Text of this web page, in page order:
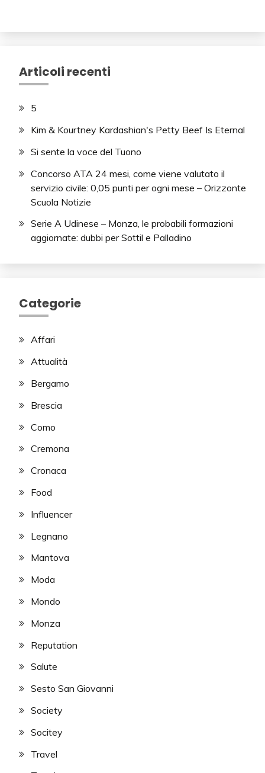
Articoli recenti
5
Kim & Kourtney Kardashian's Petty Beef Is Eternal
Si sente la voce del Tuono
Concorso ATA 24 mesi, come viene valutato il
servizio civile: 0,05 punti per ogni mese – Orizzonte
Scuola Notizie
Serie A Udinese – Monza, le probabili formazioni
aggiornate: dubbi per Sottil e Palladino
Categorie
Affari
Attualità
Bergamo
Brescia
Como
Cremona
Cronaca
Food
Influencer
Legnano
Mantova
Moda
Mondo
Monza
Reputation
Salute
Sesto San Giovanni
Society
Socitey
Travel